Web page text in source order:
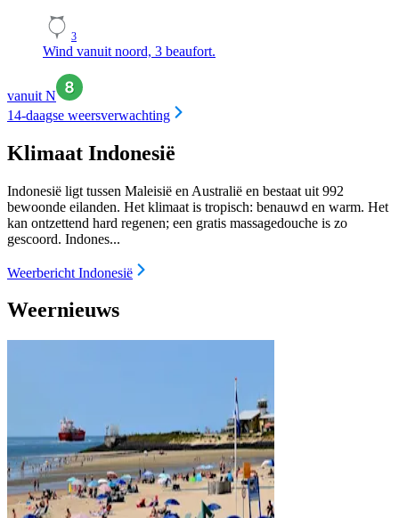
3
Wind vanuit noord, 3 beaufort.
vanuit N
14-daagse weersverwachting
Klimaat Indonesië
Indonesië ligt tussen Maleisië en Australië en bestaat uit 992
bewoonde eilanden. Het klimaat is tropisch: benauwd en warm. Het
kan ontzettend hard regenen; een gratis massagedouche is zo
gescoord. Indones...
Weerbericht Indonesië
Weernieuws